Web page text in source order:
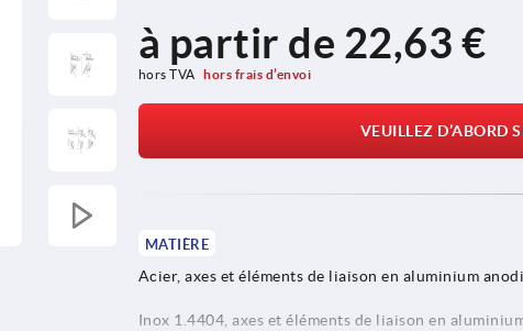
à partir de 22,63 €
hors TVA hors frais d’envoi
VEUILLEZ D’ABORD
MATIÈRE
Acier, axes et éléments de liaison en aluminium
Inox 1.4404, axes et éléments de liaison en